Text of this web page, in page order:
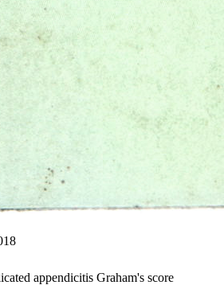
appendicitis Graham's score